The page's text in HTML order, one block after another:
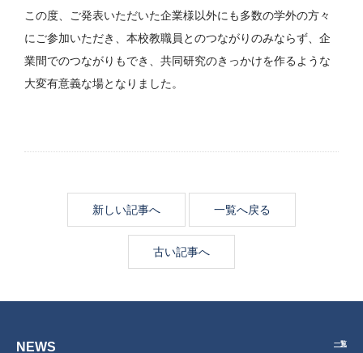
この度、ご発表いただいた企業様以外にも多数の学外の方々
にご参加いただき、本校教職員とのつながりのみならず、企
業間でのつながりもでき、共同研究のきっかけを作るような
大変有意義な場となりました。
新しい記事へ 一覧へ戻る
古い記事へ
NEWS 一覧